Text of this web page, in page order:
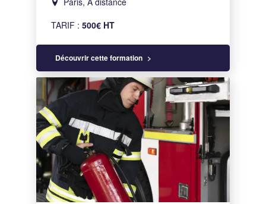
TARIF :500€ HT
Découvrir cette formation